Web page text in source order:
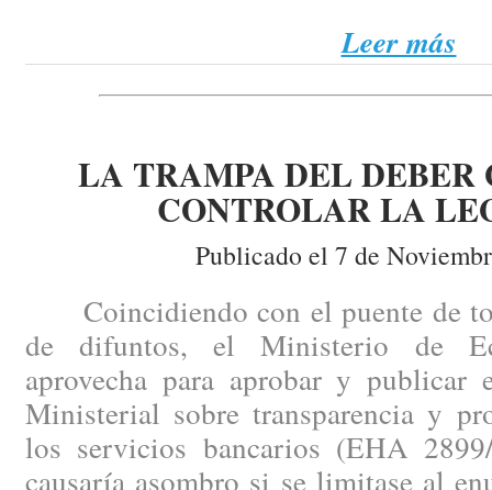
Leer más
LA TRAMPA DEL DEBER
CONTROLAR LA
Publicado el 7 de
Coincidiendo con el puente de
de difuntos, el Ministerio de
aprovecha para aprobar y
Ministerial sobre transparencia y
los servicios bancarios (EHA
causaría asombro si se limitase al